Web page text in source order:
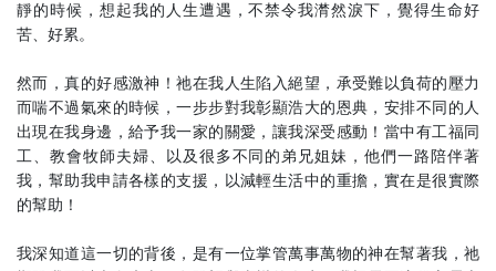
靜的時候，想起我的人生遭遇，不禁令我潸然淚下，覺得生命好
苦、好累。
然而，真的好感激神！祂在我人生陷入絕望，承受難以負荷的壓力
而喘不過氣來的時候，一步步對我彰顯浩大的恩典，安排不同的人
出現在我身邊，給予我一家的關愛，讓我深受感動！當中有工福同
工、教會牧師夫婦、以及很多不同的弟兄姐妹，他們一路陪伴著
我，幫助我申請各樣的支援，以減輕生活中的重擔，實在是很實際
的幫助！
我深知道這一切的背後，是有一位掌管萬事萬物的神在幫著我，祂